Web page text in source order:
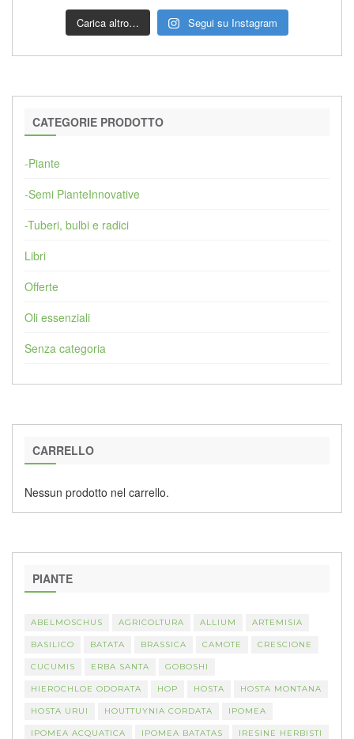
Carica altro… Segui su Instagram
CATEGORIE PRODOTTO
-Piante
-Semi PianteInnovative
-Tuberi, bulbi e radici
Libri
Offerte
Oli essenziali
Senza categoria
CARRELLO
Nessun prodotto nel carrello.
PIANTE
ABELMOSCHUS AGRICOLTURA ALLIUM ARTEMISIA
BASILICO BATATA BRASSICA CAMOTE CRESCIONE
CUCUMIS ERBA SANTA GOBOSHI
HIEROCHLOE ODORATA HOP HOSTA HOSTA MONTANA
HOSTA URUI HOUTTUYNIA CORDATA IPOMEA
IPOMEA ACQUATICA IPOMEA BATATAS IRESINE HERBISTI